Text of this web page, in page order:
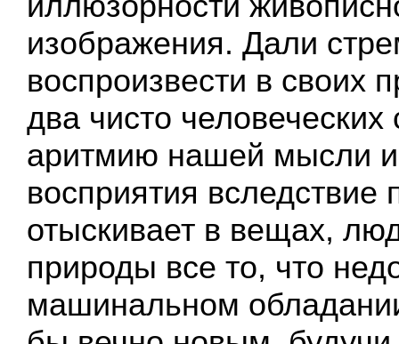
изображения. Дали
воспроизвести в своих
два чисто человеческих
аритмию нашей мысли и
восприятия
отыскивает в вещах,
природы все то, что
машинальном